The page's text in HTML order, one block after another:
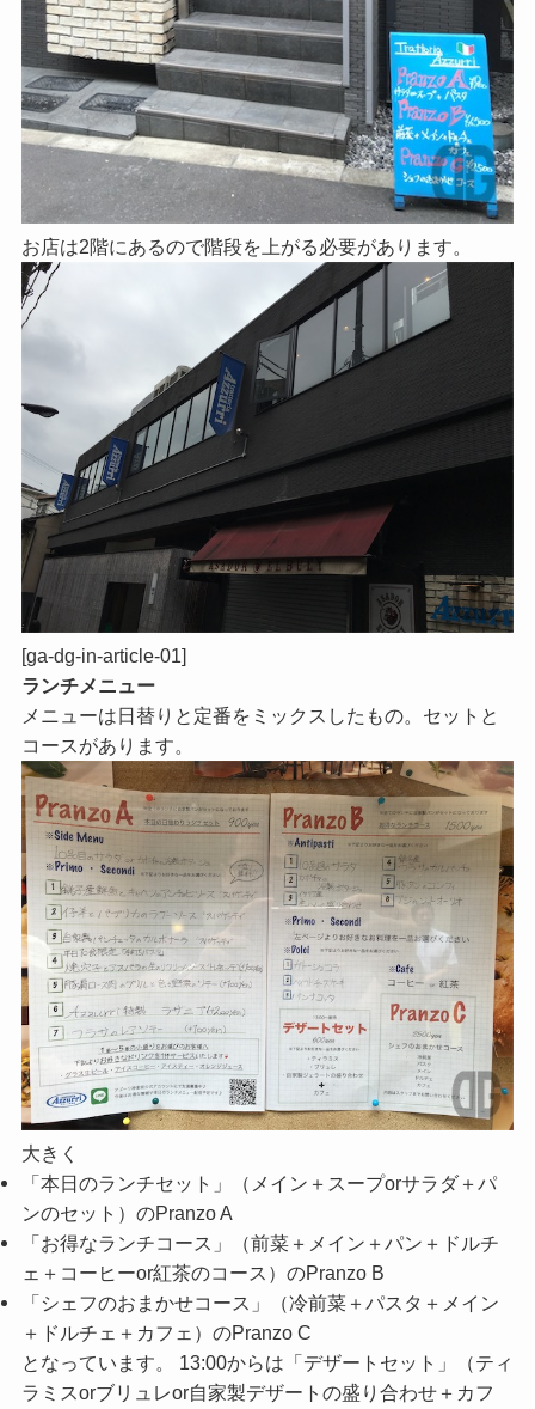
お店は2階にあるので階段を上がる必要があります。
[ga-dg-in-article-01]
ランチメニュー
メニューは日替りと定番をミックスしたもの。セットと
コースがあります。
大きく
「本日のランチセット」（メイン＋スープorサラダ＋パ
ンのセット）のPranzo A
「お得なランチコース」（前菜＋メイン＋パン＋ドルチ
ェ＋コーヒーor紅茶のコース）のPranzo B
「シェフのおまかせコース」（冷前菜＋パスタ＋メイン
＋ドルチェ＋カフェ）のPranzo C
となっています。 13:00からは「デザートセット」（ティ
ラミスorブリュレor自家製デザートの盛り合わせ＋カフ